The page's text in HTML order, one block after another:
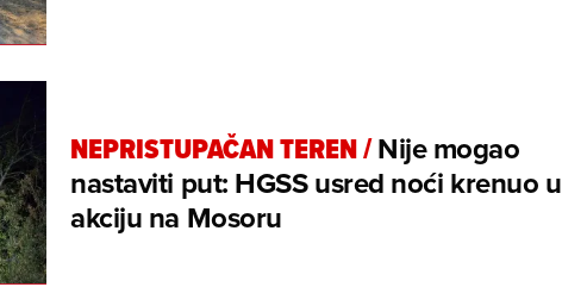
NEPRISTUPAČAN TEREN/Nije mogao
nastaviti put: HGSS usred noći krenuo u
akciju na Mosoru